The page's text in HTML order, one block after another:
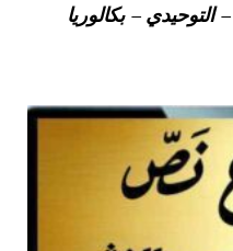
– بكالوريا